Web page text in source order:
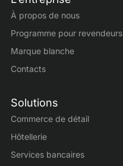
À propos de nous
Programme pour revendeurs
Marque blanche
Contacts
Solutions
Commerce de détail
Hôtellerie
Services bancaires